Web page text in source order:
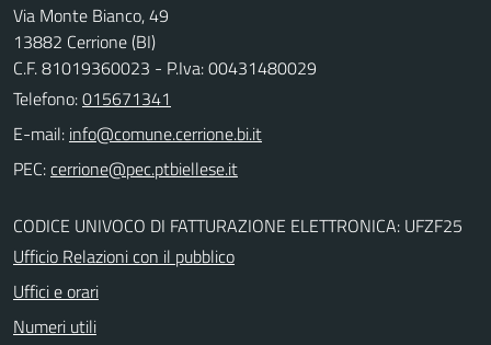
Via Monte Bianco, 49
13882 Cerrione (BI)
C.F. 81019360023 - P.Iva: 00431480029
Telefono:015671341
E-mail:
PEC:
CODICE UNIVOCO DI FATTURAZIONE ELETTRONICA: UFZF25
Ufficio Relazioni con il pubblico
Uffici e orari
Numeri utili